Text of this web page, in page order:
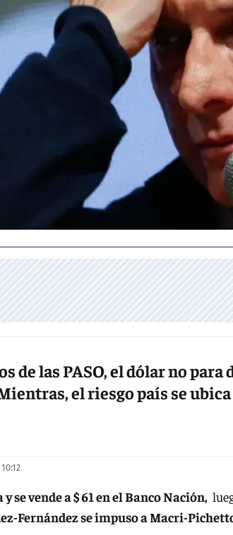
de las PASO, el dólar no para
el riesgo país se
se vende a $ 61 en el Banco Nación,
Fernández se impuso a Macri-